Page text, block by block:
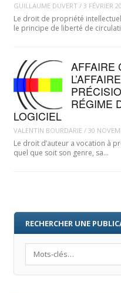
GUILLAUME DUVERT / 3 FÉVRIER
Le droit de propriété
le principe de liberté de
AFFAIRE
RÉGIME
LOGICIEL
VALENTIN BOURDARIE / 30
Le droit d’auteur a vocation à
quel que soit son genre, sa…
RECHERCHER UNE